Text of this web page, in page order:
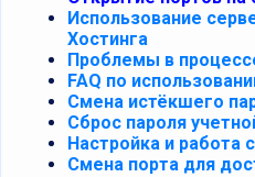
Использование
Хостинга
Проблемы в
FAQ по
Смена истёкшего
Сброс пароля
Настройка и работа
Смена порта для